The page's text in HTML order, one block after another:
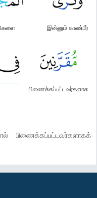
இன்னும் காண்பீர்
பிணைக்கப்பட்டவர்களாக
பிணைக்கப்பட்டவர்களாகக்